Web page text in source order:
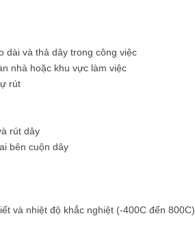
dài và thả dây trong công việc
nhà hoặc khu vực làm việc
rút
rút dây
bên cuộn dây
và nhiệt độ khắc nghiệt (-400C đến 800C)